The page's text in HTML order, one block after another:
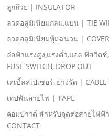
ลูกถ้วย | INSULATOR
ลวดอลูมิเนียมกลม,แบน | TIE
ลวดอลูมิเนียมหุ้มฉนวน |
ล่อฟ้าแรงสูง,แรงตํ่า,แอล ทีสวิตช์,
FUSE SWITCH, DROP OUT
เคเบิ้ลสเปเซอร์, ยางรัด | CABLE
เทปพันสายไฟ | TAPE
คอมปาวด์ สําหรับจุดต่อสายไฟฟ้า
CONTACT